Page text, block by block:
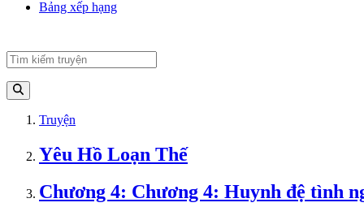
Bảng xếp hạng
Truyện
Yêu Hồ Loạn Thế
Chương 4: Chương 4: Huynh đệ tình